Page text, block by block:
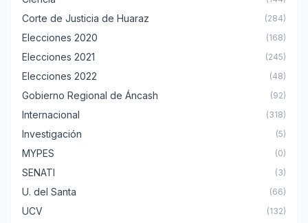
Corte de Justicia de Huaraz (284)
Elecciones 2020 (168)
Elecciones 2021 (245)
Elecciones 2022 (48)
Gobierno Regional de Áncash (92)
Internacional (318)
Investigación (5)
MYPES (0)
SENATI (3)
U. del Santa (66)
UCV (132)